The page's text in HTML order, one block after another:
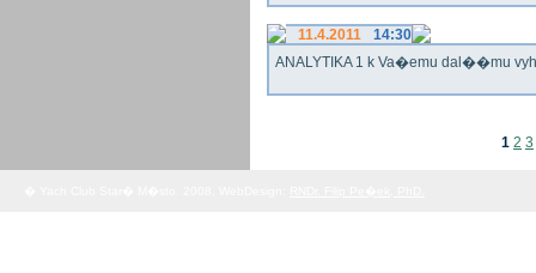
11.4.2011
14:30
ANALYTIKA 1 k Va�emu dal��mu
1 2 3